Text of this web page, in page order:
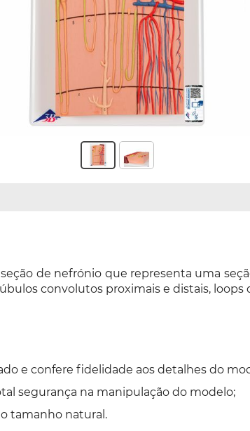
de nefrónio que representa uma
convolutos proximais e distais, loops
e confere fidelidade aos detalhes do
segurança na manipulação do modelo;
tamanho natural.